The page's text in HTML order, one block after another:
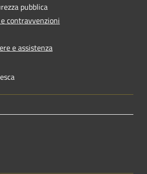
pubblica
contravvenzioni
e assistenza